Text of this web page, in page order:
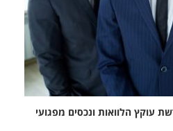
עוקץ הלוואות ונכסים מפגועי